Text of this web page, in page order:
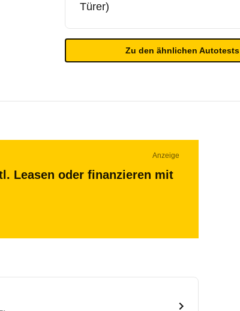
Türer)
Zu den ähnlichen Autotests
Anzeige
Leasen oder finanzieren mit